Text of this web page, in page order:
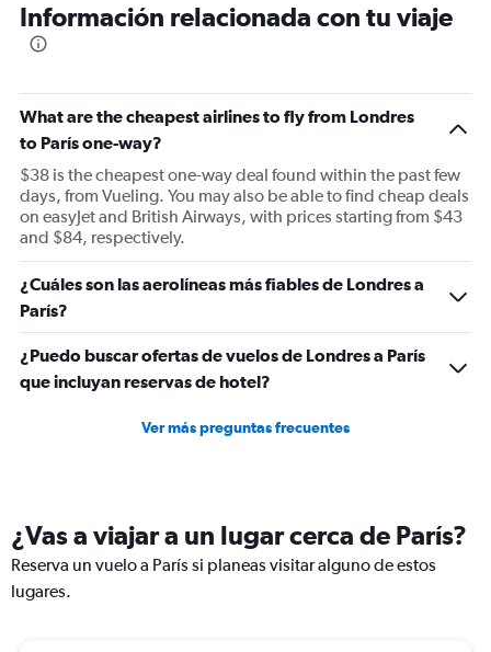
Información relacionada con tu viaje
What are the cheapest airlines to fly from Londres
to París one-way?
$38 is the cheapest one-way deal found within the past few
days, from Vueling. You may also be able to find cheap deals
on easyJet and British Airways, with prices starting from $43
and $84, respectively.
¿Cuáles son las aerolíneas más fiables de Londres a
París?
¿Puedo buscar ofertas de vuelos de Londres a París
que incluyan reservas de hotel?
Ver más preguntas frecuentes
¿Vas a viajar a un lugar cerca de París?
Reserva un vuelo a París si planeas visitar alguno de estos
lugares.